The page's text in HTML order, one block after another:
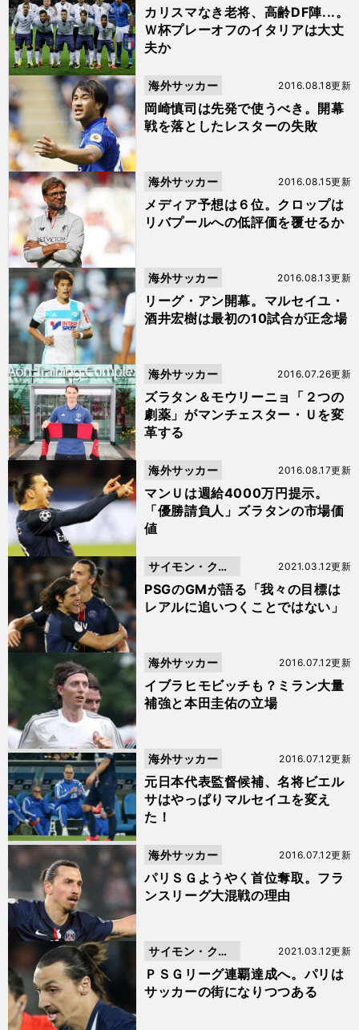
カリスマなき老将、高齢DF陣...。
Ｗ杯プレーオフのイタリアは大丈
夫か
ュース
岡崎慎司は先発で使うべき。開幕
戦を落としたレスターの失敗
2016.08.18更新
海外サッカー
メディア予想は６位。クロップは
リバプールへの低評価を覆せるか
2016.08.15更新
海外サッカー
リーグ・アン開幕。マルセイユ・
酒井宏樹は最初の10試合が正念場
2016.08.13更新
海外サッカー
ズラタン＆モウリーニョ「２つの
劇薬」がマンチェスター・Ｕを変
革する
2016.07.26更新
海外サッカー
マンＵは週給4000万円提示。
「優勝請負人」ズラタンの市場価
値
2016.08.17更新
海外サッカー
PSGのGMが語る「我々の目標は
レアルに追いつくことではない」
2021.03.12更新
サイモン・クー
パー
イブラヒモビッチも？ミラン大量
補強と本田圭佑の立場
2016.07.12更新
海外サッカー
元日本代表監督候補、名将ビエル
サはやっぱりマルセイユを変え
た！
2016.07.12更新
海外サッカー
パリＳＧようやく首位奪取。フラ
ンスリーグ大混戦の理由
2016.07.12更新
海外サッカー
ＰＳＧリーグ連覇達成へ。パリは
サッカーの街になりつつある
2021.03.12更新
サイモン・クー
パー